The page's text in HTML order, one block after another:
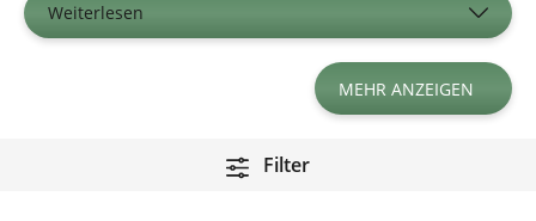
Weiterlesen
MEHR ANZEIGEN
Filter